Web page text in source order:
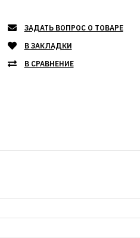
ЗАДАТЬ ВОПРОС О ТОВАРЕ
В ЗАКЛАДКИ
В СРАВНЕНИЕ